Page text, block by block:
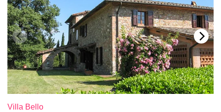
Villa Bello